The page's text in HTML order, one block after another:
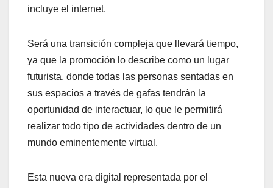
incluye el internet.
Será una transición compleja que llevará tiempo,
ya que la promoción lo describe como un lugar
futurista, donde todas las personas sentadas en
sus espacios a través de gafas tendrán la
oportunidad de interactuar, lo que le permitirá
realizar todo tipo de actividades dentro de un
mundo eminentemente virtual.
Esta nueva era digital representada por el